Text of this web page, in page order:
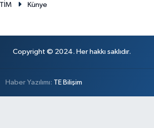
Künye
Copyright © 2024. Her hakkı saklıdır.
Haber Yazılımı: TE Bilişim